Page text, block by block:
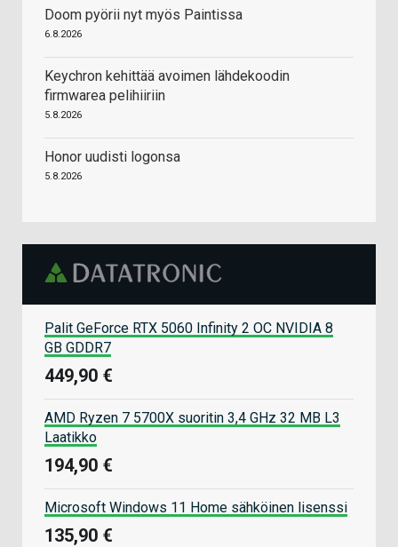
Doom pyörii nyt myös Paintissa
6.8.2026
Keychron kehittää avoimen lähdekoodin
firmwarea pelihiiriin
5.8.2026
Honor uudisti logonsa
5.8.2026
Palit GeForce RTX 5060 Infinity 2 OC NVIDIA 8
GB GDDR7
449,90 €
AMD Ryzen 7 5700X suoritin 3,4 GHz 32 MB L3
Laatikko
194,90 €
Microsoft Windows 11 Home sähköinen lisenssi
135,90 €